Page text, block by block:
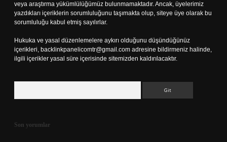
veya araştırma yükümlülüğümüz bulunmamaktadır. Ancak, üyelerimiz
yazdıkları içeriklerin sorumluluğunu taşımakta olup, siteye üye olarak bu
sorumluluğu kabul etmiş sayılırlar.
Hukuka ve yasal düzenlemelere aykırı olduğunu düşündüğünüz
içerikleri, backlinkpanelicomtr@gmail.com adresine bildirmeniz halinde,
ilgili içerikler yasal süre içerisinde sitemizden kaldırılacaktır.
Son yorumlar